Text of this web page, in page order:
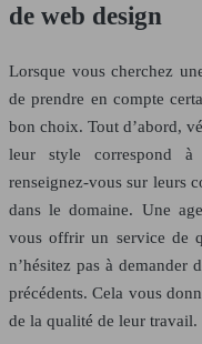
de web design
Lorsque vous cherchez
de prendre en compte
bon choix. Tout d’abord,
leur style correspond à
renseignez-vous sur leurs
dans le domaine. Une
vous offrir un service de
n’hésitez pas à demander
précédents. Cela vous
de la qualité de leur travail.